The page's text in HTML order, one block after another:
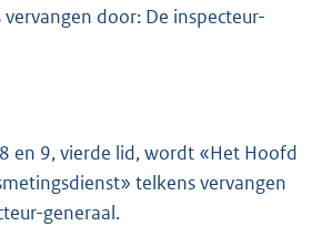
door: De inspecteur-
en 9, vierde lid, wordt «Het Hoofd
telkens vervangen
generaal.